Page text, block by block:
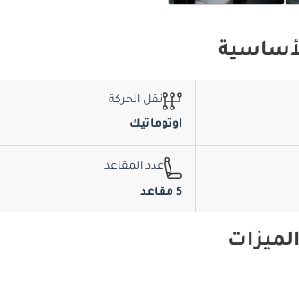
نقل الحركة
اوتوماتيك
عدد المقاعد
5 مقاعد